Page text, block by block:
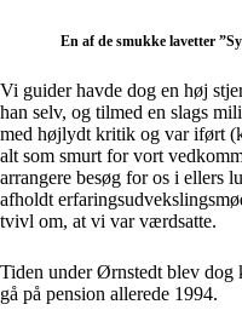
En af de smukke lavetter
Vi guider havde dog en høj
han selv, og tilmed en slags
med højlydt kritik og var iført
alt som smurt for vort
arrangere besøg for os i ellers
afholdt
tvivl om, at vi var værdsatte.
Tiden under Ørnstedt blev dog
gå på pension allerede 1994.